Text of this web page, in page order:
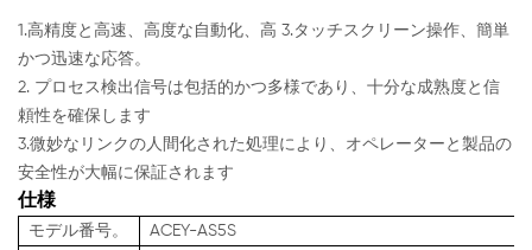
1.高精度と高速、高度な自動化、高 3.タッチスクリーン操作、簡単
かつ迅速な応答。
2. プロセス検出信号は包括的かつ多様であり、十分な成熟度と信
頼性を確保します
3.微妙なリンクの人間化された処理により、オペレーターと製品の
安全性が大幅に保証されます
仕様
モデル番号。
ACEY-AS5S